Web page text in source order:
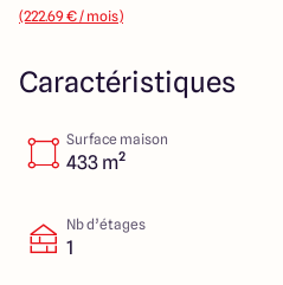
Maisons ARLOGIS Nord
Lille - Villeneuve d'Ascq
Valenciennes - Marly
(222.69 € / mois)
Caractéristiques
Surface maison
433 m²
Nb d’étages
1